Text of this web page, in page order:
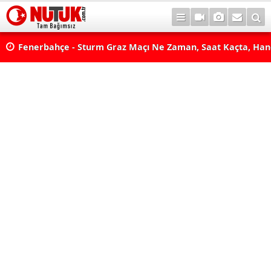
Fenerbahçe - Sturm Graz Maçı Ne Zaman, Saat Kaçta,
Kanalda? TV100 Şifresiz Canlı Maç İzle
Uzmanlardan Altın Uyarısı! Gram Altın mı Ons Altın mı